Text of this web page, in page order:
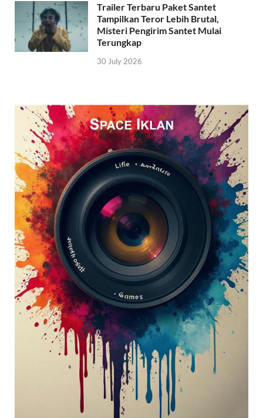
Trailer Terbaru Paket Santet
Tampilkan Teror Lebih Brutal,
Misteri Pengirim Santet Mulai
Terungkap
30 July 2026